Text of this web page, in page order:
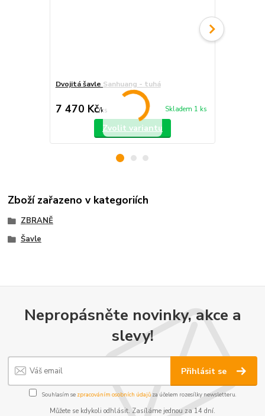
Dvojitá šavle Sanhuang - tuhá
7 470 Kč/ks Skladem 1 ks
Zvolit variantu
Zboží zařazeno v kategoriích
ZBRANĚ
Šavle
Nepropásněte novinky, akce a
slevy!
Přihlásit se
Souhlasím se zpracováním osobních údajůza účelem rozesílky newsletteru.
Můžete se kdykoli odhlásit. Zasíláme jednou za 14 dní.